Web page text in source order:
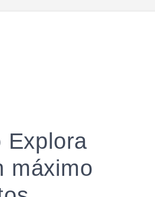
Explora
máximo